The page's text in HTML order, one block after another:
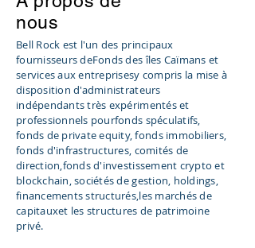
nous
Bell Rock est l'un des principaux
fournisseurs deFonds des îles Caïmans et
services aux entreprisesy compris la mise à
disposition d'administrateurs
indépendants très expérimentés et
professionnels pourfonds spéculatifs,
fonds de private equity, fonds immobiliers,
fonds d'infrastructures, comités de
direction,fonds d'investissement crypto et
blockchain, sociétés de gestion, holdings,
financements structurés,les marchés de
capitauxet les structures de patrimoine
privé.